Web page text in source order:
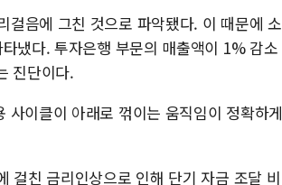
걸음에 그친 것으로 파악됐다. 이 때문에 소
냈다. 투자은행 부문의 매출액이 1% 감소
진단이다.
이클이 아래로 꺾이는 움직임이 정확하게
걸친 금리인상으로 인해 단기 자금 조달 비